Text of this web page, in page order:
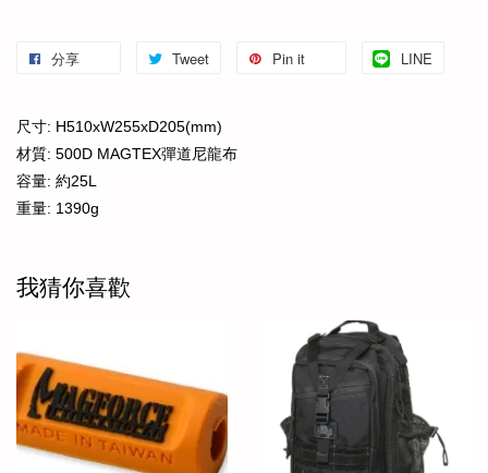
分享 Tweet Pin it LINE
尺寸: H510xW255xD205(mm)
材質: 500D MAGTEX彈道尼龍布
容量: 約25L
重量: 1390g
我猜你喜歡